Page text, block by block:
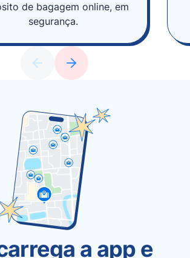
de bagagem online, em
segurança.
a app e